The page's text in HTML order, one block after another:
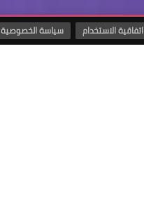
اتفاقية الاستخدام سياسة الخصوصية